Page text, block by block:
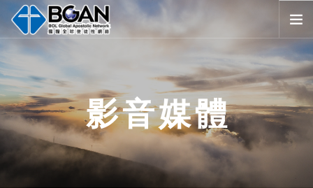
全球堂會
消息公告
影音媒體
代禱事項
資源共享
影音媒體